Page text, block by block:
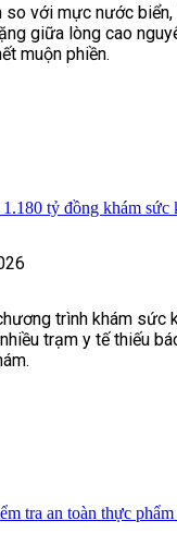
với mực nước
giữa lòng cao
muộn phiền.
tỷ đồng khám sức
trình khám sức
trạm y tế thiếu
tra an toàn thực